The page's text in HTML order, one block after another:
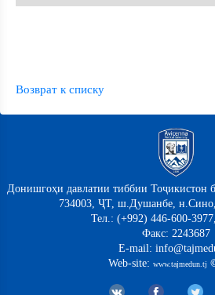
Возврат к списку
Донишгоҳи давлатии тиббии Тоҷикистон
734003, ҶТ, ш.Душанбе,
Тел.: (+992) 446-600-
Факс: 2243687
E-mail:
Web-site: www.tajmedun.tj